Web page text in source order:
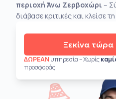
περιοχή Άνω Ζερβοχώρι –
διάβασε κριτικές και κλείσε
Ξεκίνα
ΔΩΡΕΑΝ υπηρεσία – Χωρίς
προσφοράς